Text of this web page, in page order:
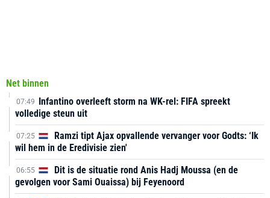
Net binnen
07:49 Infantino overleeft storm na WK-rel: FIFA spreekt
volledige steun uit
07:25
Ramzi tipt Ajax opvallende vervanger voor Godts: ‘Ik
wil hem in de Eredivisie zien'
06:55
Dit is de situatie rond Anis Hadj Moussa (en de
gevolgen voor Sami Ouaissa) bij Feyenoord